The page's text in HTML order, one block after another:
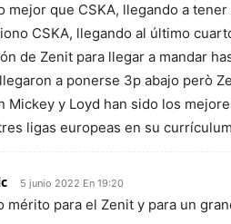
mejor que CSKA, llegando a
CSKA, llegando al último
de Zenit para llegar a mandar
a ponerse 3p abajo però
Mickey y Loyd han sido los
ligas europeas en su
5 junio 2022 En 19:20
mérito para el Zenit y para un